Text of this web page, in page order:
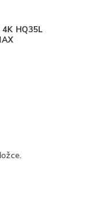
HQ35L